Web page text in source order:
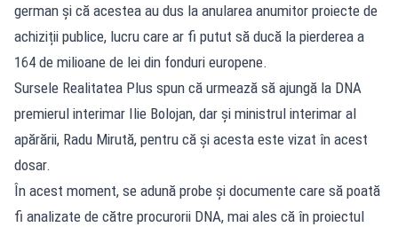
german și că acestea au dus la anularea anumitor proiecte de
achiziții publice, lucru care ar fi putut să ducă la pierderea a
164 de milioane de lei din fonduri europene.
Sursele Realitatea Plus spun că urmează să ajungă la DNA
premierul interimar Ilie Bolojan, dar și ministrul interimar al
apărării, Radu Mirută, pentru că și acesta este vizat în acest
dosar.
În acest moment, se adună probe și documente care să poată
fi analizate de către procurorii DNA, mai ales că în proiectul